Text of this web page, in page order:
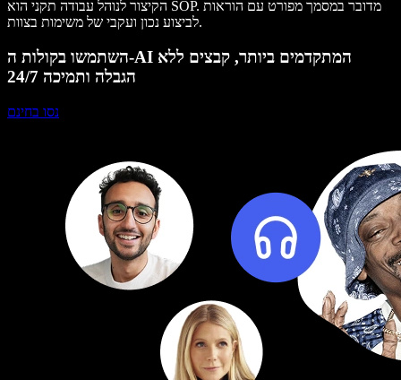
הקיצור לנוהל עבודה תקני הוא SOP. מדובר במסמך מפורט עם הוראות
לביצוע נכון ועקבי של משימות בצוות.
השתמשו בקולות ה-AI המתקדמים ביותר, קבצים ללא
הגבלה ותמיכה 24/7
נסו בחינם